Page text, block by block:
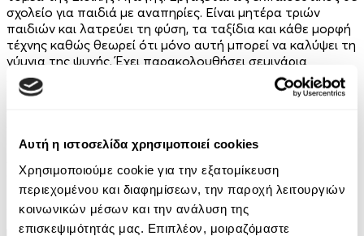
Αυτή η ιστοσελίδα χρησιμοποιεί cookies
Χρησιμοποιούμε cookie για την εξατομίκευση
περιεχομένου και διαφημίσεων, την παροχή λειτουργιών
κοινωνικών μέσων και την ανάλυση της
επισκεψιμότητάς μας. Επιπλέον, μοιραζόμαστε
σχολείο για παιδιά με αναπηρίες. Είναι μητέρα τριών
παιδιών και λατρεύει τη φύση, τα ταξίδια και κάθε μορφή
τέχνης καθώς θεωρεί ότι μόνο αυτή μπορεί να καλύψει τη
γύμνια της ψυχής. Έχει παρακολουθήσει σεμινάρια
λογοτεχνικής γραφής, ποίησης και παραμυθιού στο
εργαστήριo «Αλάτι», που στάθηκαν αφορμή του
ομώνυμες εκδόσεις. Ποιήματά της έχουν βραβευθεί σε
συλλογικές εκδόσεις. Το 2023, κυκλοφόρησε την πρώτη
της ποιητική συλλογή με τίτλο: «Αλώνι είναι η ψυχή κι
εμείς ο Αλωνάρης», από τις εκδόσεις Φυλάτος.